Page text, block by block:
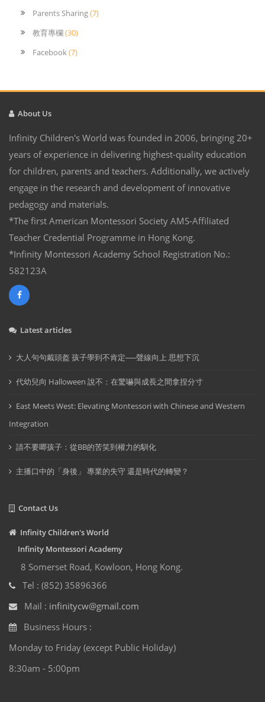
Parents Sharing(7)
教育專欄(30)
Facebook(7)
About Us
Infinity Children's World was founded in 2006, bringing 20+
years of experience in delivering highest-quality education
for children, parents and teachers. Additionally, we actively
engage in the research and development of innovative
pedagogy and materials.
*The first American Montessori Society AMS-Affiliated
Teacher Credential Programme in Hong Kong.
*Infinity Montessori Academy School Registration No.:
582123A
Latest articles
大人句句戴頭盔 孩子學到不肯定──聲線向上 思想下沉
代幼兒向 Halloween 說不：在驚嚇與成長之間拿捏分寸
East Meets West: Elevating Montessori with Chinese and Western
Integration
請不要唧孩子：從BB的苦笑到權力的馴化
主播口中的「身後」 專業的失守 還是時代的轉變？
Contact Us
Infinity Children's World
Infinity Montessori Academy
8 Somerset Road, Kowloon, Hong Kong.
Tel : (852) 35896366
Mail : infinitycw@gmail.com
Business Hours :
Monday to Friday (except Public Holiday)
8:30am - 5:00pm